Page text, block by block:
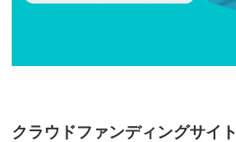
クラウドファンディングサイト